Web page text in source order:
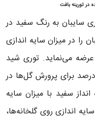
در تورینه بافت
سایبان به رنگ سفید در
را در میزان سایه اندازی
می‌نماید. توری شید
گلخانه سفید با تراکم سایه اندازی 80 درصد برای پرورش گل‌ها در
انداز سفید با میزان سایه
علاوه بر سایه اندازی روی گلخانه‌ها،